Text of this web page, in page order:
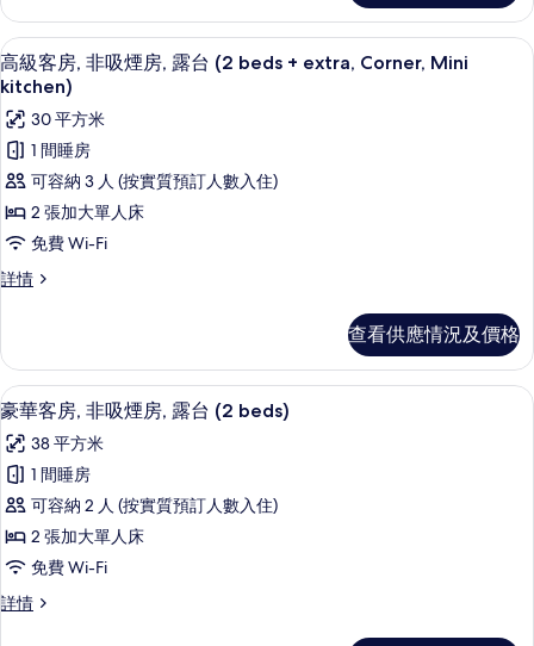
煙
房,
露
台
(2
beds
+
extra,
Corner)
片
非
吸
煙
房,
台
(2
beds
+
extra,
Corner)
詳
情
載
入
所
有
高
級
客
房,
煙
房,
露
台
(2
beds
+
extra,
Corner,
Mini
高級客房, 非吸煙房, 露台 (2 beds +
6
高級客房, 非吸煙房, 露台 (2 beds + extra, Corner, Mini
kitchen)
30 平方米
1 間睡房
可容納 3 人 (按實質預訂人數入住)
2 張加大單人床
免費 Wi-Fi
詳情
高
非
吸
煙
露
台
(2
beds
+
extra,
Corner,
Mini
查看供應情況及價格
載
入
所
有
豪
華
房,
豪華客房, 非吸煙房, 露台 (2 beds) |
7
豪華客房, 非吸煙房, 露台 (2 beds)
38 平方米
1 間睡房
可容納 2 人 (按實質預訂人數入住)
2 張加大單人床
免費 Wi-Fi
詳情
豪